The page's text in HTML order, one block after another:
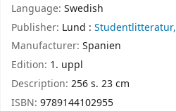
Language: Swedish
Publisher: Lund : Studentlitteratur,
Manufacturer: Spanien
Edition: 1. uppl
Description: 256 s. 23 cm
ISBN: 9789144102955